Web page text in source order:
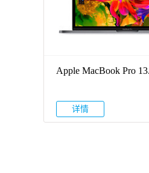
Apple MacBook Pro
详情